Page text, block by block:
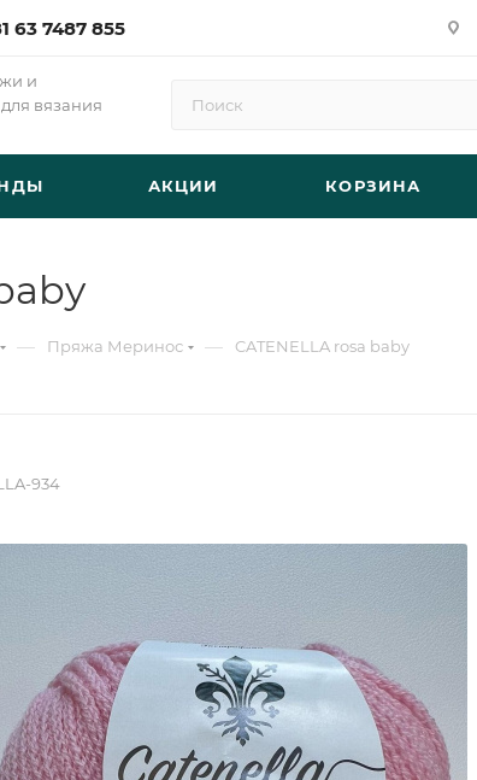
63 7487 855
и
вязания
АКЦИИ КОРЗИНА
— Пряжа Меринос — CATENELLA rosa baby
934